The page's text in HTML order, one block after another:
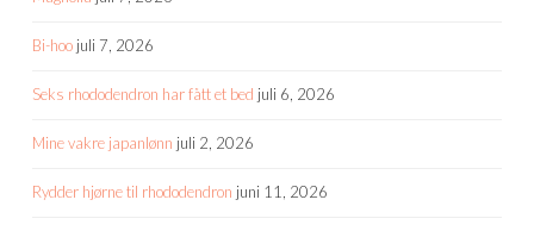
Bi-hoo juli 7, 2026
Seks rhododendron har fått et bed juli 6, 2026
Mine vakre japanlønn juli 2, 2026
Rydder hjørne til rhododendron juni 11, 2026